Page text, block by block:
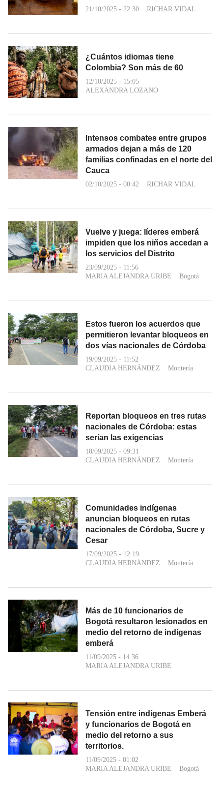
21/10/2025 - 22:30 RICHAR VIDAL
¿Cuántos idiomas tiene
Colombia? Son más de 60
12/10/2025 - 15:05
ALEXANDRA LOZANO
Intensos combates entre grupos
armados dejan a más de 120
familias confinadas en el norte del
Cauca
02/10/2025 - 00:42 RICHAR VIDAL
Vuelve y juega: líderes emberá
impiden que los niños accedan a
los servicios del Distrito
23/09/2025 - 11:56
MARIA ALEJANDRA URIBE
Bogotá
Estos fueron los acuerdos que
permitieron levantar bloqueos en
dos vías nacionales de Córdoba
19/09/2025 - 11:52
CLAUDIA HERNÁNDEZ
Montería
Reportan bloqueos en tres rutas
nacionales de Córdoba: estas
serían las exigencias
18/09/2025 - 09:31
CLAUDIA HERNÁNDEZ
Montería
Comunidades indígenas
anuncian bloqueos en rutas
nacionales de Córdoba, Sucre y
Cesar
17/09/2025 - 12:19
CLAUDIA HERNÁNDEZ
Montería
Más de 10 funcionarios de
Bogotá resultaron lesionados en
medio del retorno de indígenas
emberá
11/09/2025 - 14:36
MARIA ALEJANDRA URIBE
Tensión entre indígenas Emberá
y funcionarios de Bogotá en
medio del retorno a sus
territorios.
11/09/2025 - 01:02
MARIA ALEJANDRA URIBE
Bogotá